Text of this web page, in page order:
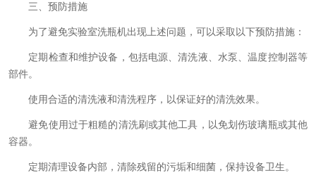
三、预防措施
为了避免实验室洗瓶机出现上述问题，可以采取以下预防措施：
定期检查和维护设备，包括电源、清洗液、水泵、温度控制器等
部件。
使用合适的清洗液和清洗程序，以保证好的清洗效果。
避免使用过于粗糙的清洗刷或其他工具，以免划伤玻璃瓶或其他
容器。
定期清理设备内部，清除残留的污垢和细菌，保持设备卫生。